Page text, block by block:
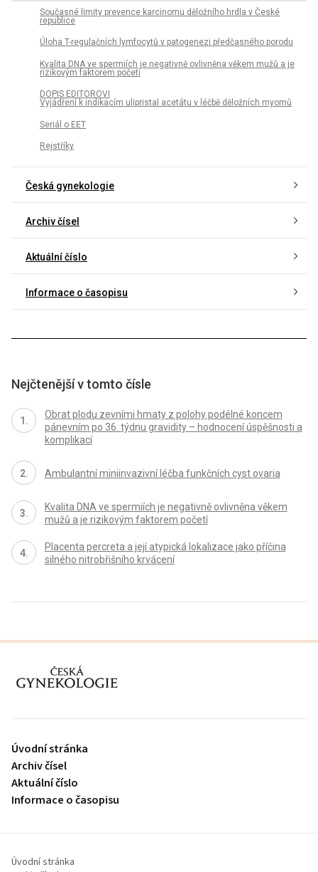
Současné limity prevence karcinomu děložního hrdla v České
republice
Úloha T-regulačních lymfocytů v patogenezi předčasného porodu
Kvalita DNA ve spermiích je negativně ovlivněna věkem mužů a je
rizikovým faktorem početí
DOPIS EDITOROVI
Vyjádření k indikacím ulipristal acetátu v léčbě děložních myomů
Seriál o EET
Rejstříky
Česká gynekologie
Archiv čísel
Aktuální číslo
Informace o časopisu
Nejčtenější v tomto čísle
Obrat plodu zevními hmaty z polohy podélné koncem
pánevním po 36. týdnu gravidity – hodnocení úspěšnosti a
komplikací
Ambulantní miniinvazivní léčba funkčních cyst ovaria
Kvalita DNA ve spermiích je negativně ovlivněna věkem
mužů a je rizikovým faktorem početí
Placenta percreta a její atypická lokalizace jako příčina
silného nitrobřišního krvácení
proLékaře.cz
Úvodní stránka
Archiv čísel
Aktuální číslo
Informace o časopisu
Úvodní stránka